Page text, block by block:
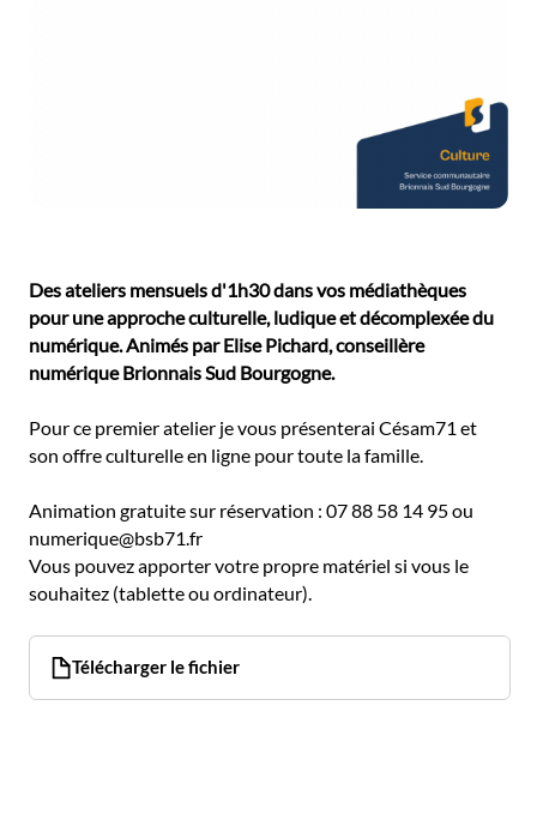
Des ateliers mensuels d'1h30 dans vos médiathèques
pour une approche culturelle, ludique et décomplexée du
numérique. Animés par Elise Pichard, conseillère
numérique Brionnais Sud Bourgogne.
Pour ce premier atelier je vous présenterai Césam71 et
son offre culturelle en ligne pour toute la famille.
Animation gratuite sur réservation : 07 88 58 14 95 ou
numerique@bsb71.fr
Vous pouvez apporter votre propre matériel si vous le
souhaitez (tablette ou ordinateur).
Télécharger le fichier